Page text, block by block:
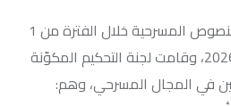
وقد تلقت إدارة المسابقة النصوص المسرحية خلال الفترة من 1
يناير 2026، وقامت لجنة التحكيم المكوّنة
المسرحي، وهم: